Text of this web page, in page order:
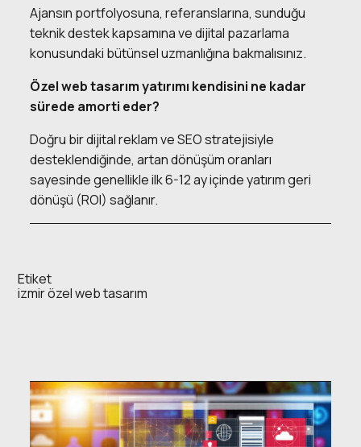
Ajansın portfolyosuna, referanslarına, sunduğu
teknik destek kapsamına ve dijital pazarlama
konusundaki bütünsel uzmanlığına bakmalısınız.
Özel web tasarım yatırımı kendisini ne kadar
sürede amorti eder?
Doğru bir dijital reklam ve SEO stratejisiyle
desteklendiğinde, artan dönüşüm oranları
sayesinde genellikle ilk 6-12 ay içinde yatırım geri
dönüşü (ROI) sağlanır.
Etiket
izmir özel web tasarım